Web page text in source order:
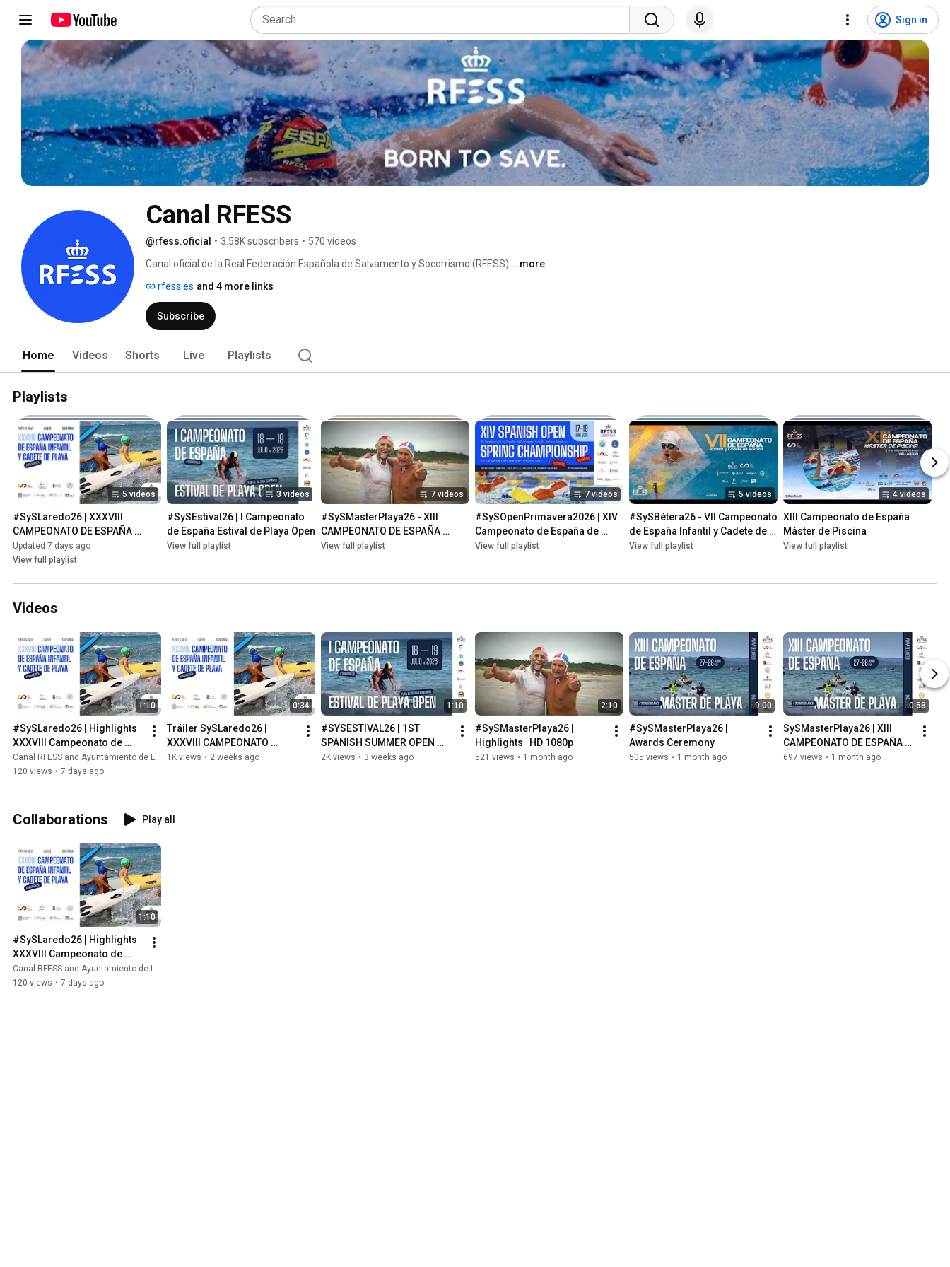
Sign in
Canal RFESS
@rfess.oficial • 3.58K subscribers • 570 videos
Canal oficial de la Real Federación Española de Salvamento y Socorrismo (RFESS) ...more
rfess.es and 4 more links
Subscribe
Home Videos Shorts Live Playlists
Playlists
5 videos
#SySLaredo26 | XXXVIII
CAMPEONATO DE ESPAÑA
INFANTIL Y CADETE DE PLAYA
Updated 7 days ago
View full playlist
3 videos
#SySEstival26 | I Campeonato
de España Estival de Playa Open
View full playlist
7 videos
#SySMasterPlaya26 - XIII
CAMPEONATO DE ESPAÑA
MÁSTER DE PLAYA
View full playlist
7 videos
#SySOpenPrimavera2026 | XIV
Campeonato de España de
Primavera Open
View full playlist
5 videos
#SySBétera26 - VII Campeonato
de España Infantil y Cadete de
Primavera
View full playlist
4 videos
XIII Campeonato de España
Máster de Piscina
View full playlist
Videos
1:10
#SySLaredo26 | Highlights
XXXVIII Campeonato de
España Infantil y Cadete
Canal RFESS and Ayuntamiento de Laredo
120 views • 7 days ago
0:34
Tráiler SySLaredo26 |
XXXVIII CAMPEONATO
INFANTIL Y CADETE DE
1K views • 2 weeks ago
1:10
#SYSESTIVAL26 | 1ST
SPANISH SUMMER OPEN
BEACH CHAMPIONSHIP
2K views • 3 weeks ago
2:10
#SySMasterPlaya26 |
Highlights   HD 1080p
521 views • 1 month ago
9:00
#SySMasterPlaya26 |
Awards Ceremony
505 views • 1 month ago
0:58
SySMasterPlaya26 | XIII
CAMPEONATO DE ESPAÑA
MÁSTER DE PLAYA
697 views • 1 month ago
Collaborations Play all
1:10
#SySLaredo26 | Highlights
XXXVIII Campeonato de
España Infantil y Cadete
Canal RFESS and Ayuntamiento de Laredo
120 views • 7 days ago